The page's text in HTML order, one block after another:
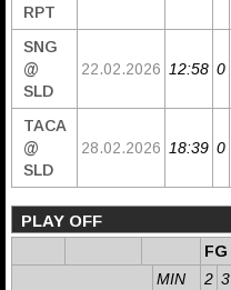
RPT
SNG
@
SLD
22.02.2026 12:58 0
TACA
@
SLD
28.02.2026 18:39 0
PLAY OFF
FG
MIN
2 3